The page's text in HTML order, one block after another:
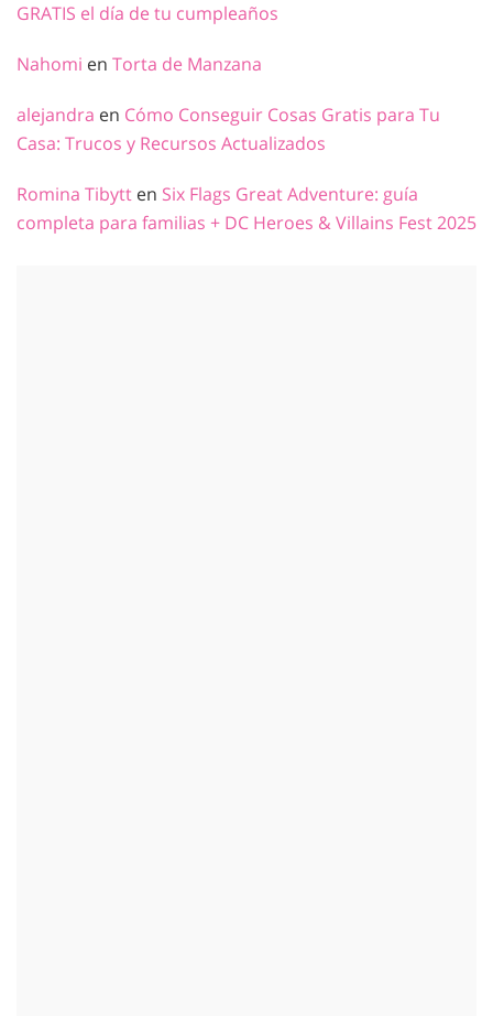
GRATIS el día de tu cumpleaños
Nahomi en Torta de Manzana
alejandra en Cómo Conseguir Cosas Gratis para Tu
Casa: Trucos y Recursos Actualizados
Romina Tibytt en Six Flags Great Adventure: guía
completa para familias + DC Heroes & Villains Fest 2025